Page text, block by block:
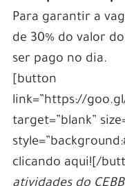
Para garantir a
de 30% do valor
ser pago no dia.
[button
link=”https://
target=”blank”
clicando aqui![/